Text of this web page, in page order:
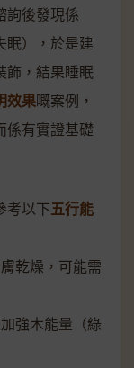
詢後發現係
眠），於是建
飾，結果睡眠
效果嘅案例，
係有實證基礎
考以下五行能
乾燥，可能需
強木能量（綠